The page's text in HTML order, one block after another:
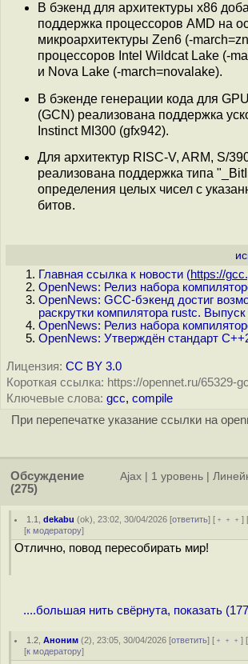
В бэкенд для архитектуры x86
поддержка процессоров AMD на
микроархитектуры Zen6 (-
процессоров Intel Wildcat Lake (-
и Nova Lake (-march=novalake).
В бэкенде генерации кода для
(GCN) реализована поддержка
Instinct MI300 (gfx942).
Для архитектур RISC-V, ARM, S/
реализована поддержка типа
определения целых чисел с
битов.
Главная ссылка к новости (https://
OpenNews: Релиз набора
OpenNews: GCC-бэкенд достиг
раскрутки компилятора rustc.
OpenNews: Релиз набора
OpenNews: Утверждён стандарт
Лицензия: CC BY 3.0
Короткая ссылка: https://opennet.ru/65329-
Ключевые слова: gcc, compile
При перепечатке указание ссылки на
Обсуждение
(275)
Ajax 1 уровень
1.1 ,dekabu (ok), 23:02, 30/04/2026 [ответить] [ ﹢﹢﹢] [
[к модератору]
Отлично, повод пересобирать мир!
....большая нить свёрнута, показать
1.2 ,Аноним (2), 23:05, 30/04/2026 [ответить] [ ﹢﹢﹢] [
[к модератору]